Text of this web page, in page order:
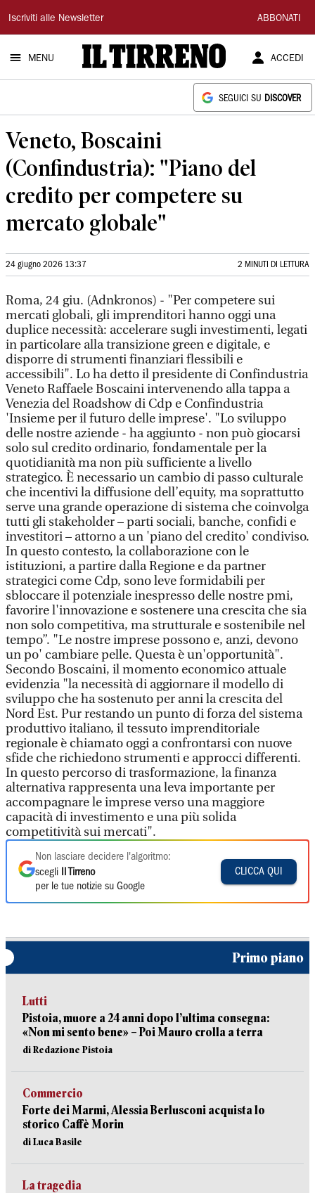
Il
Tirreno
Iscriviti alle Newsletter ABBONATI
MENU ACCEDI
SEGUICI SU DISCOVER
Veneto, Boscaini
(Confindustria): "Piano del
credito per competere su
mercato globale"
24 giugno 2026 13:37 2 MINUTI DI LETTURA
Roma, 24 giu. (Adnkronos) - "Per competere sui
mercati globali, gli imprenditori hanno oggi una
duplice necessità: accelerare sugli investimenti, legati
in particolare alla transizione green e digitale, e
disporre di strumenti finanziari flessibili e
accessibili". Lo ha detto il presidente di Confindustria
Veneto Raffaele Boscaini intervenendo alla tappa a
Venezia del Roadshow di Cdp e Confindustria
'Insieme per il futuro delle imprese'. "Lo sviluppo
delle nostre aziende - ha aggiunto - non può giocarsi
solo sul credito ordinario, fondamentale per la
quotidianità ma non più sufficiente a livello
strategico. È necessario un cambio di passo culturale
che incentivi la diffusione dell’equity, ma soprattutto
serve una grande operazione di sistema che coinvolga
tutti gli stakeholder – parti sociali, banche, confidi e
investitori – attorno a un 'piano del credito' condiviso.
In questo contesto, la collaborazione con le
istituzioni, a partire dalla Regione e da partner
strategici come Cdp, sono leve formidabili per
sbloccare il potenziale inespresso delle nostre pmi,
favorire l'innovazione e sostenere una crescita che sia
non solo competitiva, ma strutturale e sostenibile nel
tempo”. "Le nostre imprese possono e, anzi, devono
un po' cambiare pelle. Questa è un'opportunità".
Secondo Boscaini, il momento economico attuale
evidenzia "la necessità di aggiornare il modello di
sviluppo che ha sostenuto per anni la crescita del
Nord Est. Pur restando un punto di forza del sistema
produttivo italiano, il tessuto imprenditoriale
regionale è chiamato oggi a confrontarsi con nuove
sfide che richiedono strumenti e approcci differenti.
In questo percorso di trasformazione, la finanza
alternativa rappresenta una leva importante per
accompagnare le imprese verso una maggiore
capacità di investimento e una più solida
competitività sui mercati".
Non lasciare decidere l'algoritmo:
scegli
Il Tirreno
per le tue notizie su Google
CLICCA QUI
Primo piano
Lutti
Pistoia, muore a 24 anni dopo l’ultima consegna:
«Non mi sento bene» – Poi Mauro crolla a terra
di Redazione Pistoia
Commercio
Forte dei Marmi, Alessia Berlusconi acquista lo
storico Caffè Morin
di Luca Basile
La tragedia